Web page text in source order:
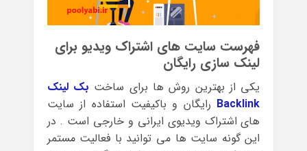
فهرست سایت های اشتراک ویدیو برای
لینک سازی رایگان
یکی از بهترین روش ها برای ساخت بک لینک
Backlink رایگان و باکیفیت استفاده از سایت
های اشتراک ویدیوی ایرانی و خارجی است . در
این گونه سایت ها می توانید با فعالیت مستمر